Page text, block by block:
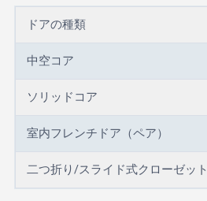
ドアの種類
中空コア
ソリッドコア
室内フレンチドア（ペア）
二つ折り/スライド式クローゼット